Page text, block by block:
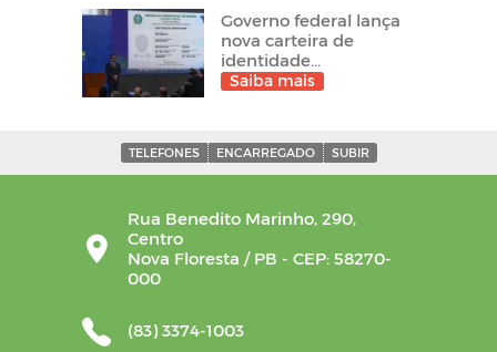
Governo federal lança
nova carteira de
identidade...
Saiba mais
TELEFONES ENCARREGADO SUBIR
Rua Benedito Marinho, 290,
Centro
Nova Floresta / PB - CEP: 58270-
000
(83) 3374-1003